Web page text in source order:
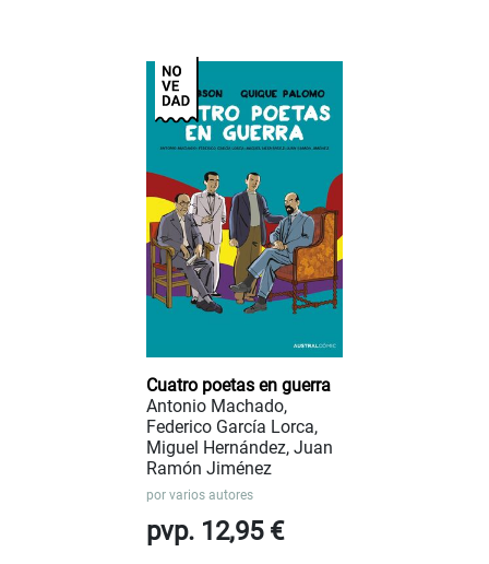
Cuatro poetas en guerra
Antonio Machado,
Federico García Lorca,
Miguel Hernández, Juan
Ramón Jiménez
por varios autores
pvp. 12,95 €